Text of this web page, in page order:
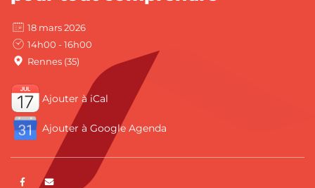
18 mars 2026
14h00 - 16h00
Rennes (35)
Ajouter à iCal
Ajouter à Google Agenda
Partager sur Facebook
ENVOYER PAR E-MAIL